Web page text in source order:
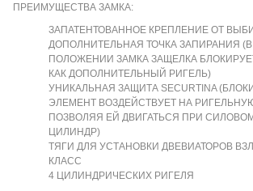
ПРЕИМУЩЕСТВА ЗАМКА:
ЗАПАТЕНТОВАННОЕ КРЕПЛЕНИЕ ОТ
ДОПОЛНИТЕЛЬНАЯ ТОЧКА ЗАПИРАНИЯ
ПОЛОЖЕНИИ ЗАМКА ЗАЩЕЛКА
КАК ДОПОЛНИТЕЛЬНЫЙ РИГЕЛЬ)
УНИКАЛЬНАЯ ЗАЩИТА SECURTINA
ЭЛЕМЕНТ ВОЗДЕЙСТВУЕТ НА
ПОЗВОЛЯЯ ЕЙ ДВИГАТЬСЯ ПРИ
ЦИЛИНДР)
ТЯГИ ДЛЯ УСТАНОВКИ ДВЕВИАТОРОВ
КЛАСС
4 ЦИЛИНДРИЧЕСКИХ РИГЕЛЯ